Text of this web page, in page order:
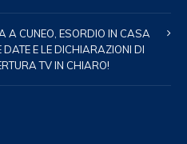
A CUNEO, ESORDIO IN CASA
DATE E LE DICHIARAZIONI DI
TV IN CHIARO!